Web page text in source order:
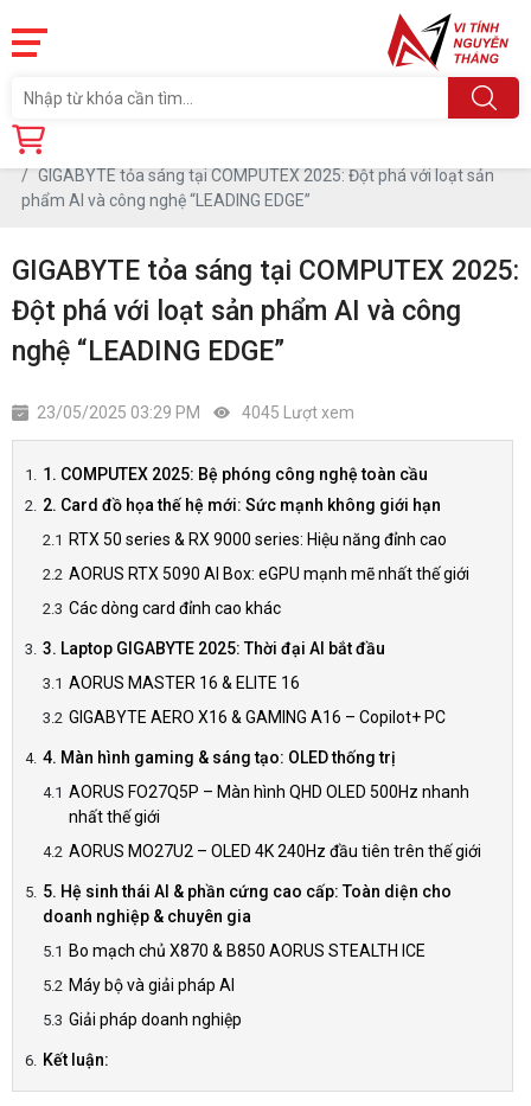
Trang chủ
GIGABYTE tỏa sáng tại COMPUTEX 2025: Đột phá với loạt sản
phẩm AI và công nghệ “LEADING EDGE”
GIGABYTE tỏa sáng tại COMPUTEX 2025:
Đột phá với loạt sản phẩm AI và công
nghệ “LEADING EDGE”
23/05/2025 03:29 PM 4045 Lượt xem
1. COMPUTEX 2025: Bệ phóng công nghệ toàn cầu
2. Card đồ họa thế hệ mới: Sức mạnh không giới hạn
RTX 50 series & RX 9000 series: Hiệu năng đỉnh cao
AORUS RTX 5090 AI Box: eGPU mạnh mẽ nhất thế giới
Các dòng card đỉnh cao khác
3. Laptop GIGABYTE 2025: Thời đại AI bắt đầu
AORUS MASTER 16 & ELITE 16
GIGABYTE AERO X16 & GAMING A16 – Copilot+ PC
4. Màn hình gaming & sáng tạo: OLED thống trị
AORUS FO27Q5P – Màn hình QHD OLED 500Hz nhanh
nhất thế giới
AORUS MO27U2 – OLED 4K 240Hz đầu tiên trên thế giới
5. Hệ sinh thái AI & phần cứng cao cấp: Toàn diện cho
doanh nghiệp & chuyên gia
Bo mạch chủ X870 & B850 AORUS STEALTH ICE
Máy bộ và giải pháp AI
Giải pháp doanh nghiệp
Kết luận: